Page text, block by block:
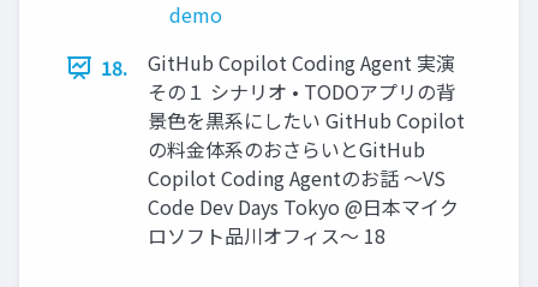
demo
18.
GitHub Copilot Coding Agent 実演
その１ シナリオ • TODOアプリの背
景色を黒系にしたい GitHub Copilot
の料金体系のおさらいとGitHub
Copilot Coding Agentのお話 〜VS
Code Dev Days Tokyo @日本マイク
ロソフト品川オフィス〜 18